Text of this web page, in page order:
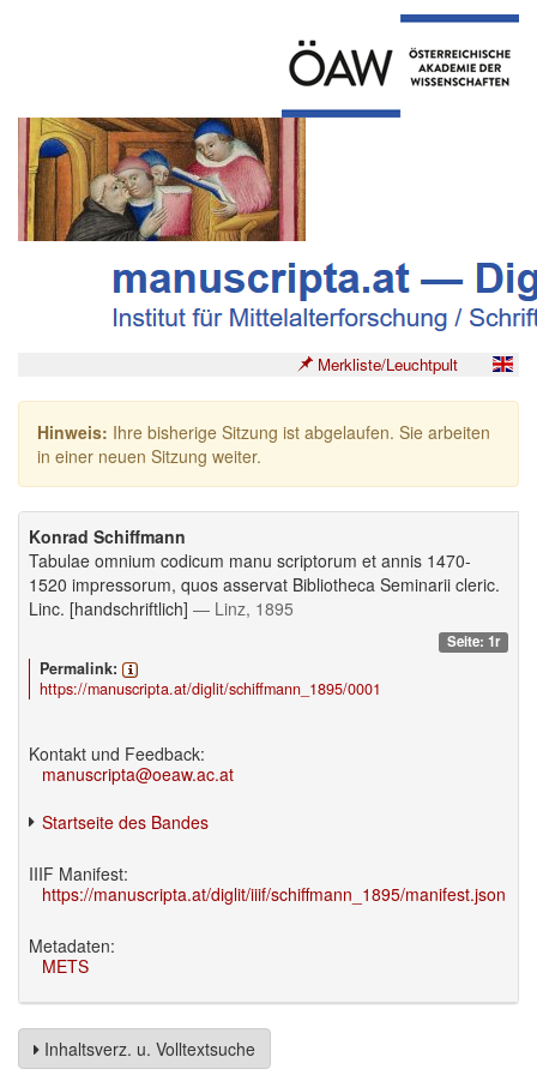
Merkliste/Leuchtpult
Hinweis: Ihre bisherige Sitzung ist abgelaufen. Sie arbeiten
in einer neuen Sitzung weiter.
Konrad Schiffmann
Tabulae omnium codicum manu scriptorum et annis 1470-
1520 impressorum, quos asservat Bibliotheca Seminarii cleric.
Linc. [handschriftlich] — Linz, 1895
Seite: 1r
Permalink:
https://manuscripta.at/diglit/schiffmann_1895/0001
Kontakt und Feedback:
manuscripta@oeaw.ac.at
Startseite des Bandes
IIIF Manifest:
https://manuscripta.at/diglit/iiif/schiffmann_1895/manifest.json
Metadaten:
METS
Inhaltsverz. u. Volltextsuche